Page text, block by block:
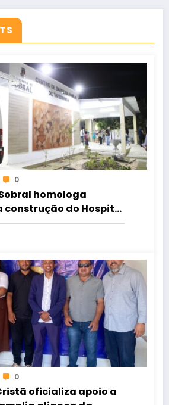
0
homologa
do Hospital
0
oficializa apoio a